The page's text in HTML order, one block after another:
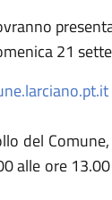
21
del
alle ore